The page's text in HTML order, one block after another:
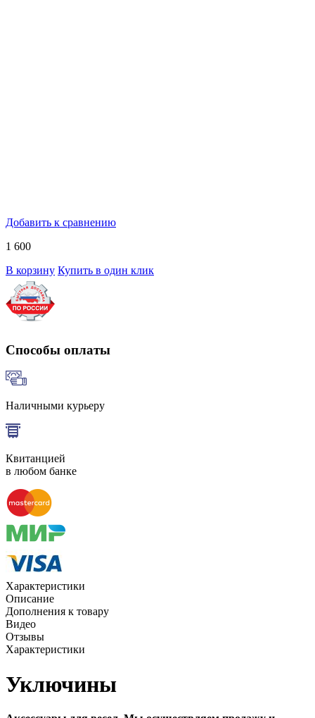
Добавить к сравнению
1 600
В корзину Купить в один клик
Способы оплаты
Наличными курьеру
Квитанцией
в любом банке
Характеристики
Описание
Дополнения к товару
Видео
Отзывы
Характеристики
Уключины